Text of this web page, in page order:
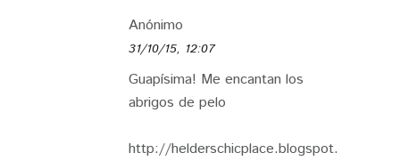
Anónimo
31/10/15, 12:07
Guapísima! Me encantan los
abrigos de pelo
http://helderschicplace.blogspot.